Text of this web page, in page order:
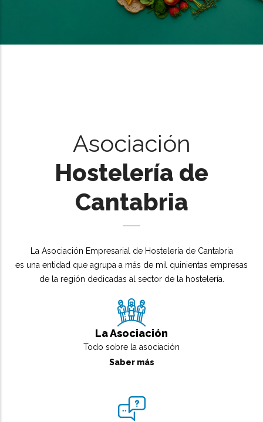
Asociación
Hostelería de
Cantabria
La Asociación Empresarial de Hostelería de Cantabria
es una entidad que agrupa a más de mil quinientas empresas
de la región dedicadas al sector de la hostelería.
La Asociación
Todo sobre la asociación
Saber más